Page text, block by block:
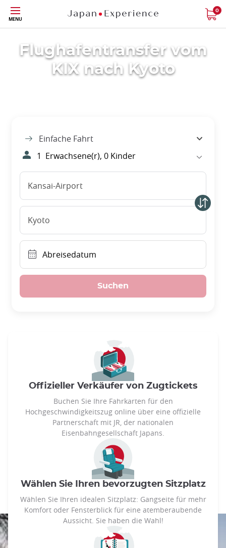
Größe
MENU
0
Flughafentransfer vom
KIX nach Kyoto
Einfache Fahrt
1 Erwachsene(r), 0 Kinder
Kansai-Airport
Kyoto
Abreisedatum
Suchen
Offizieller Verkäufer von Zugtickets
Buchen Sie Ihre Fahrkarten für den
Hochgeschwindigkeitszug online über eine offizielle
Partnerschaft mit JR, der nationalen
Eisenbahngesellschaft Japans.
Wählen Sie Ihren bevorzugten Sitzplatz
Wählen Sie Ihren idealen Sitzplatz: Gangseite für mehr
Komfort oder Fensterblick für eine atemberaubende
Aussicht. Sie haben die Wahl!